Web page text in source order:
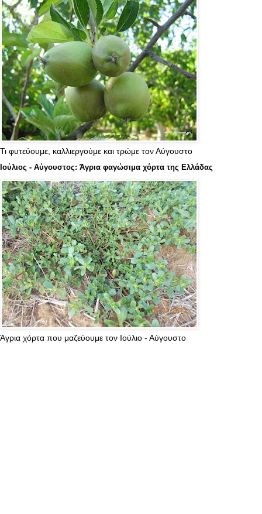
Τι φυτεύουμε, καλλιεργούμε και τρώμε τον Αύγουστο
Ιούλιος - Αύγουστος: Άγρια φαγώσιμα χόρτα της Ελλάδας
Άγρια χόρτα που μαζεύουμε τον Ιούλιο - Αύγουστο